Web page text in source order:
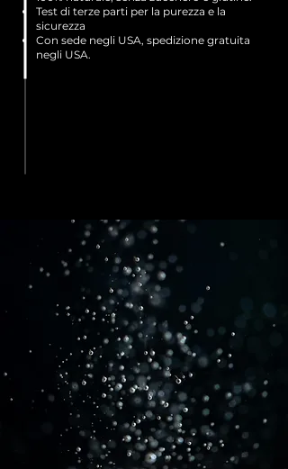
Test di terze parti per la purezza e la
sicurezza
Con sede negli USA, spedizione gratuita
negli USA.